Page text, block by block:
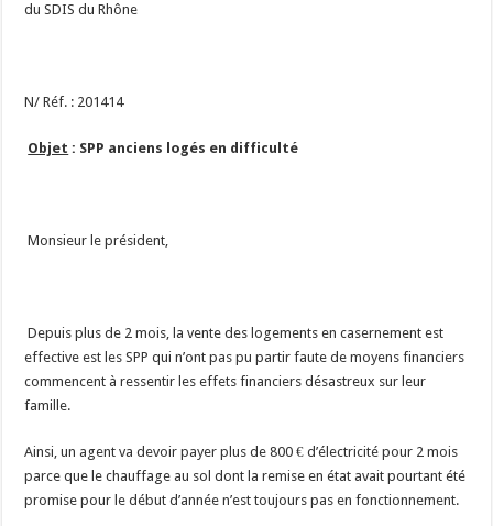
du SDIS du Rhône
N/ Réf. : 201414
Objet : SPP anciens logés en difficulté
Monsieur le président,
Depuis plus de 2 mois, la vente des logements en casernement est
effective est les SPP qui n’ont pas pu partir faute de moyens financiers
commencent à ressentir les effets financiers désastreux sur leur
famille.
Ainsi, un agent va devoir payer plus de 800 € d’électricité pour 2 mois
parce que le chauffage au sol dont la remise en état avait pourtant été
promise pour le début d’année n’est toujours pas en fonctionnement.